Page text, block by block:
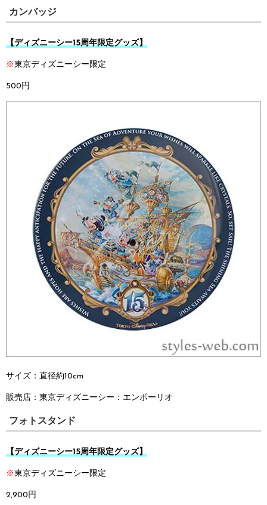
カンバッジ
【ディズニーシー15周年限定グッズ】
※東京ディズニーシー限定
500円
サイズ：直径約10cm
販売店： 東京ディズニーシー： エンポーリオ
フォトスタンド
【ディズニーシー15周年限定グッズ】
※東京ディズニーシー限定
2,900円